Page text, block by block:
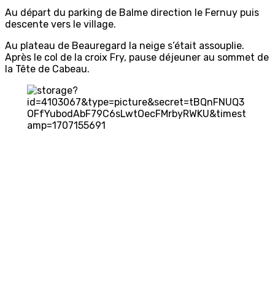
Au départ du parking de Balme direction le Fernuy puis
descente vers le village.
Au plateau de Beauregard la neige s’était assouplie.
Après le col de la croix Fry, pause déjeuner au sommet de
la Tête de Cabeau.